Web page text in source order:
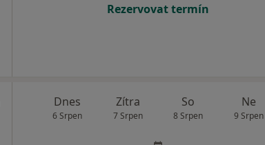
Rezervovat termín
Dnes
6 Srpen
Zítra
7 Srpen
So
8 Srpen
Ne
9 Srpen